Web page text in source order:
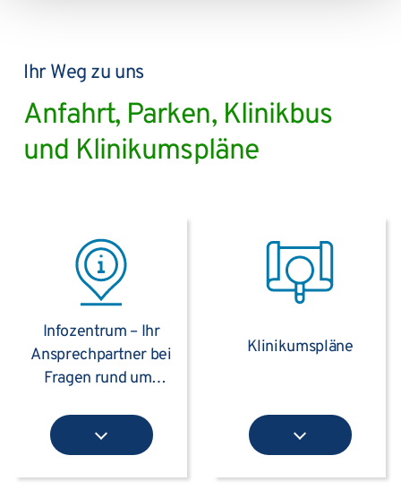
Ihr Weg zu uns
Anfahrt, Parken, Klinikbus
und Klinikumspläne
Klinikumspläne
Infozentrum – Ihr
Ansprechpartner bei
Fragen rund ums